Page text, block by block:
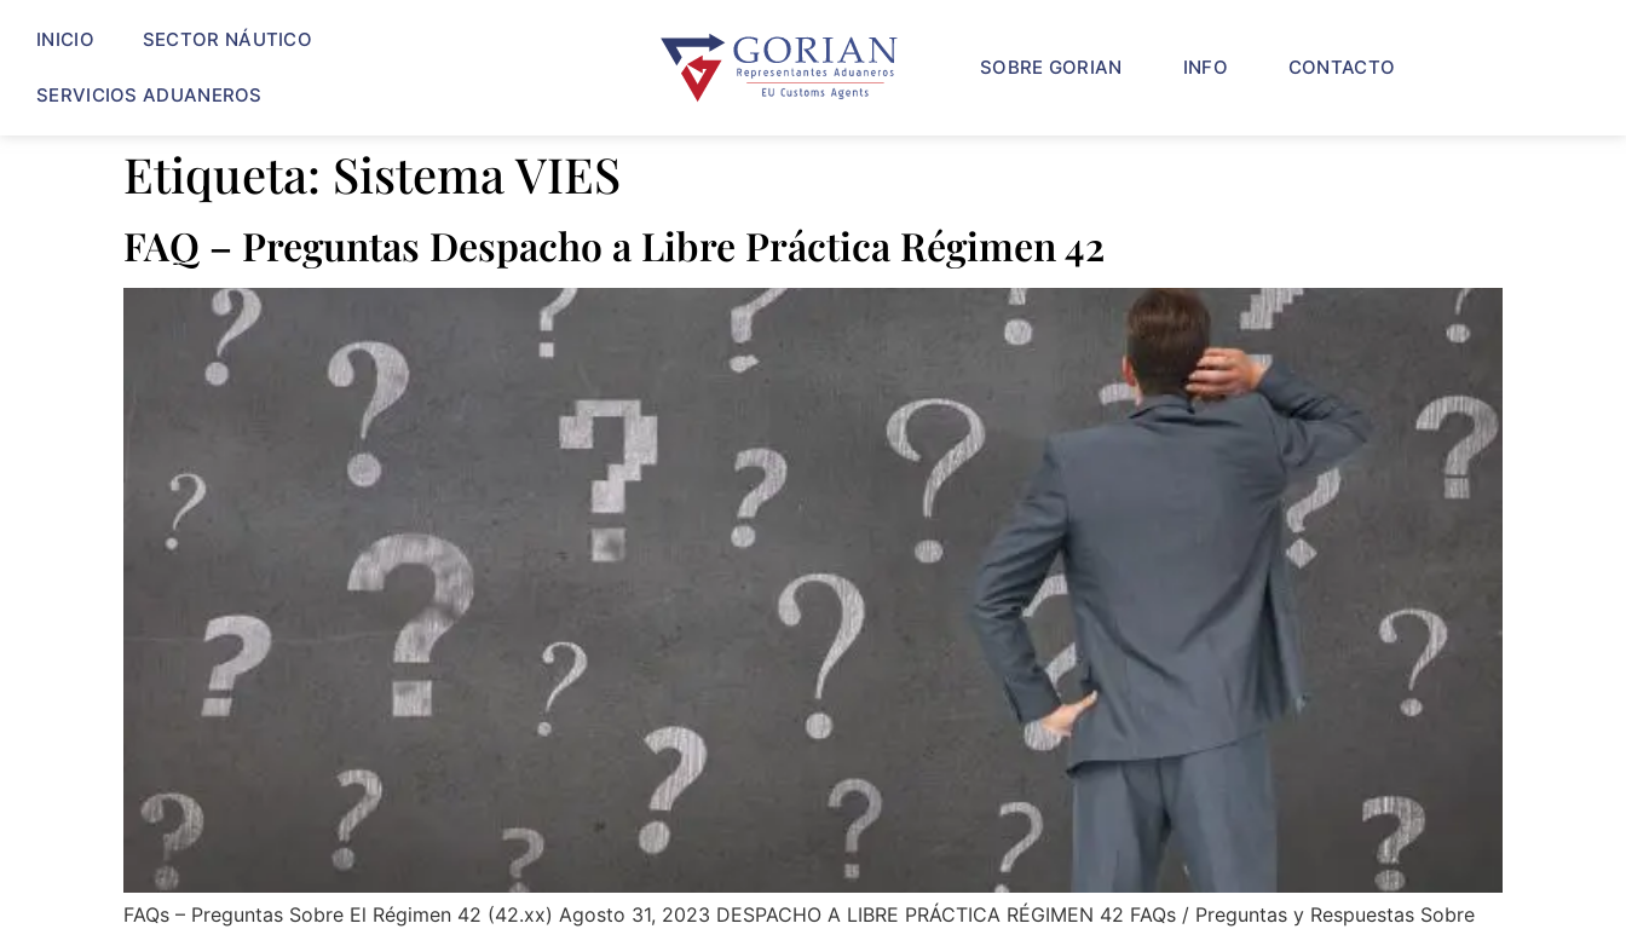
INICIO SECTOR NÁUTICO
SERVICIOS ADUANEROS
SOBRE GORIAN INFO CONTACTO
Etiqueta: Sistema VIES
FAQ – Preguntas Despacho a Libre Práctica Régimen 42
FAQs – Preguntas Sobre El Régimen 42 (42.xx) Agosto 31, 2023 DESPACHO A LIBRE PRÁCTICA RÉGIMEN 42 FAQs / Preguntas y Respuestas Sobre